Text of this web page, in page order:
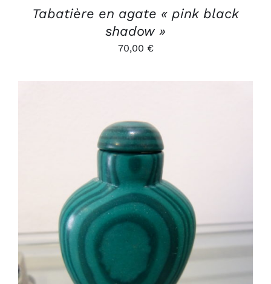
Tabatière en agate « pink black
shadow »
70,00 €
AJOUTER AU PANIER
DÉTAILS